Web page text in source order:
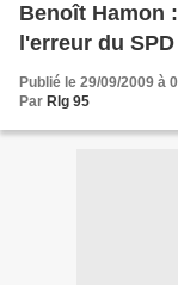
Benoît Hamon
l'erreur du
Publié le 29/09/2009 à
Par Rlg 95